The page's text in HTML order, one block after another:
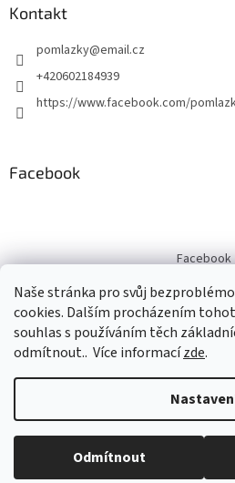
Naše stránka pro svůj
cookies. Dalším procházením
souhlas s používáním těch
odmítnout.. Více informacízde.
Odmítnout
Kontakt
pomlazky@email.cz
+420602184939
https://www.facebook.com/
Facebook
Facebook
Vytvořil
pomlazky-kosiky.cz
Upravit nastavení